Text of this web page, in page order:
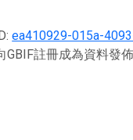
ea410929-015a-
GBIF註冊成為資料發佈